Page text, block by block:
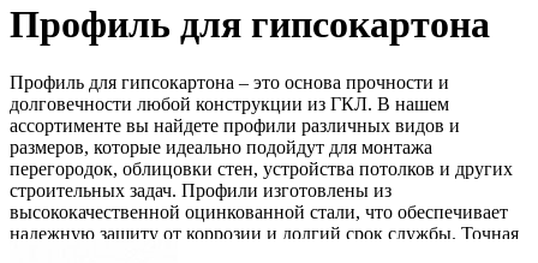
Профиль для гипсокартона
Профиль для гипсокартона – это основа прочности и
долговечности любой конструкции из ГКЛ. В нашем
ассортименте вы найдете профили различных видов и
размеров, которые идеально подойдут для монтажа
перегородок, облицовки стен, устройства потолков и других
строительных задач. Профили изготовлены из
высококачественной оцинкованной стали, что обеспечивает
надежную защиту от коррозии и долгий срок службы. Точная